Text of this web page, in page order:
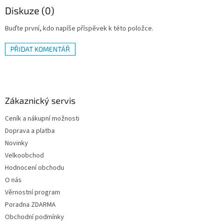
Diskuze (0)
Buďte první, kdo napíše příspěvek k této položce.
PŘIDAT KOMENTÁŘ
Zákaznický servis
Ceník a nákupní možnosti
Doprava a platba
Novinky
Velkoobchod
Hodnocení obchodu
O nás
Věrnostní program
Poradna ZDARMA
Obchodní podmínky